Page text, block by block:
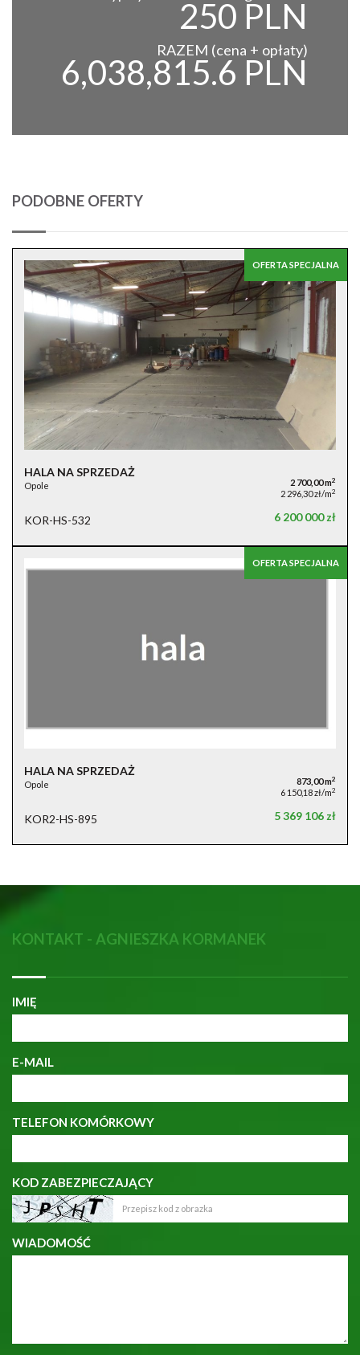
250 PLN
RAZEM (cena + opłaty)
6,038,815.6 PLN
PODOBNE OFERTY
OFERTA SPECJALNA
HALA NA SPRZEDAŻ
Opole 2 700,00 m2
2 296,30 zł/m2
KOR-HS-532 6 200 000 zł
OFERTA SPECJALNA
HALA NA SPRZEDAŻ
Opole 873,00 m2
6 150,18 zł/m2
KOR2-HS-895 5 369 106 zł
KONTAKT - AGNIESZKA KORMANEK
IMIĘ
E-MAIL
TELEFON KOMÓRKOWY
KOD ZABEZPIECZAJĄCY
WIADOMOŚĆ